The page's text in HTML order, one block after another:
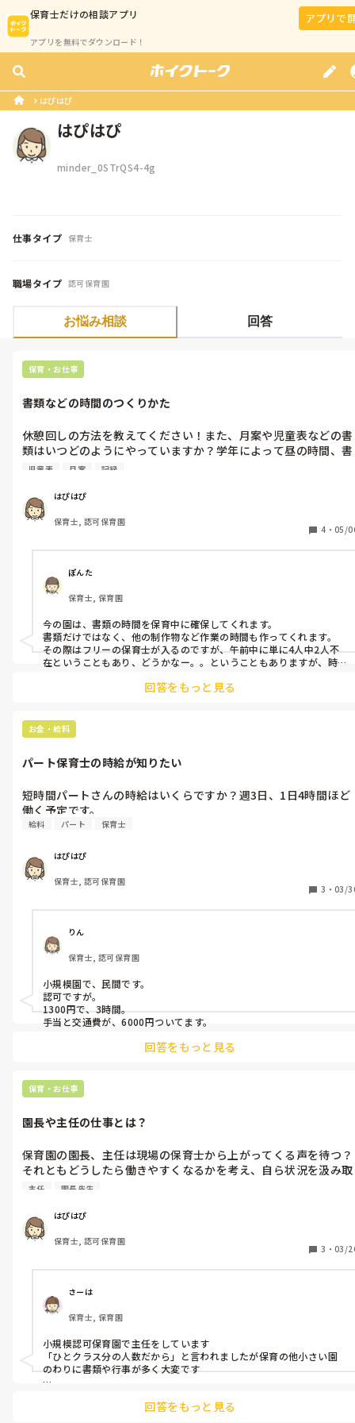
保育士だけの相談アプリ
アプリを無料でダウンロード！
アプリで
はぴはぴ
はぴはぴ
minder_0STrQS4-4g
仕事タイプ 保育士
職場タイプ 認可保育園
お悩み相談 回答
保育・お仕事
書類などの時間のつくりかた
休憩回しの方法を教えてください！また、月案や児童表などの書
類はいつどのようにやっていますか？学年によって昼の時間、書
類に使える時間は違うと思いますが、工夫していることはありま
児童表 月案 記録
はぴはぴ
保育士, 認可保育園
4 ・ 05/
ぽんた
保育士, 保育園
今の園は、書類の時間を保育中に確保してくれます。
書類だけではなく、他の制作物など作業の時間も作ってくれます。
その際はフリーの保育士が入るのですが、午前中に単に4人中2人不
在ということもあり、どうかなー。。ということもありますが、時
回答をもっと見る
お金・給料
パート保育士の時給が知りたい
短時間パートさんの時給はいくらですか？週3日、1日4時間ほど
働く予定です。
給料 パート 保育士
はぴはぴ
保育士, 認可保育園
3 ・ 03/
りん
保育士, 認可保育園
小規模園で、民間です。
認可ですが。
1300円で、3時間。
手当と交通費が、6000円ついてます。
回答をもっと見る
保育・お仕事
園長や主任の仕事とは？
保育園の園長、主任は現場の保育士から上がってくる声を待つ？
それともどうしたら働きやすくなるかを考え、自ら状況を汲み取
ろうとする？マネジメントの正解は？みなさんの職場の実態が知
司は言うけど、声を上げられない風通しの悪さに気付いて欲し
い。そして、残業代はでますか？持ち帰り仕事が当たり前。申請
すれば出すよとは言うが、誰も申請しない。そもそも申請したと
主任 園長先生
はぴはぴ
保育士, 認可保育園
3 ・ 03/
さーは
保育士, 保育園
小規模認可保育園で主任をしています
「ひとクラス分の人数だから」と言われましたが保育の他小さい園
のわりに書類や行事が多く大変です
1時間残業したらその分どこかで早く帰る...という形です
回答をもっと見る